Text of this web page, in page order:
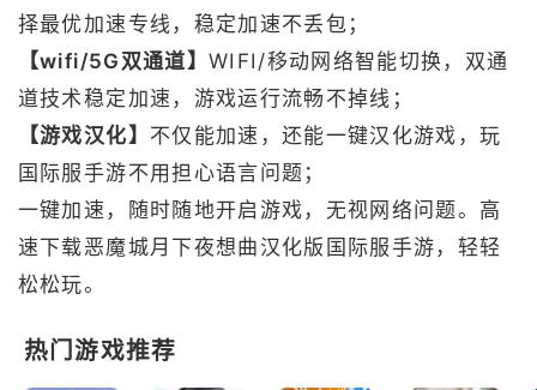
择最优加速专线，稳定加速不丢包；
【wifi/5G双通道】 WIFI/移动网络智能切换，双通
道技术稳定加速，游戏运行流畅不掉线；
【游戏汉化】 不仅能加速，还能一键汉化游戏，玩
国际服手游不用担心语言问题；
一键加速，随时随地开启游戏，无视网络问题。高
速下载恶魔城月下夜想曲汉化版国际服手游，轻轻
松松玩。
热门游戏推荐